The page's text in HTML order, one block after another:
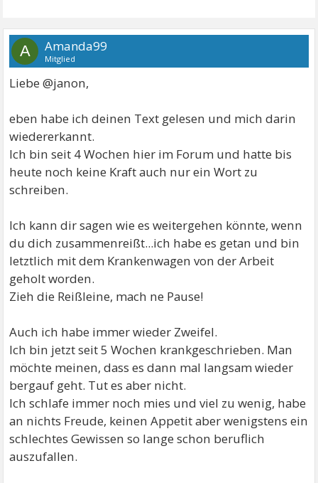
A Amanda99
Mitglied
Liebe @janon,
eben habe ich deinen Text gelesen und mich darin
wiedererkannt.
Ich bin seit 4 Wochen hier im Forum und hatte bis
heute noch keine Kraft auch nur ein Wort zu
schreiben.
Ich kann dir sagen wie es weitergehen könnte, wenn
du dich zusammenreißt...ich habe es getan und bin
letztlich mit dem Krankenwagen von der Arbeit
geholt worden.
Zieh die Reißleine, mach ne Pause!
Auch ich habe immer wieder Zweifel.
Ich bin jetzt seit 5 Wochen krankgeschrieben. Man
möchte meinen, dass es dann mal langsam wieder
bergauf geht. Tut es aber nicht.
Ich schlafe immer noch mies und viel zu wenig, habe
an nichts Freude, keinen Appetit aber wenigstens ein
schlechtes Gewissen so lange schon beruflich
auszufallen.